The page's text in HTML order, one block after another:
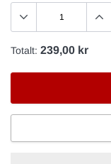
Totalt: 239,00 kr